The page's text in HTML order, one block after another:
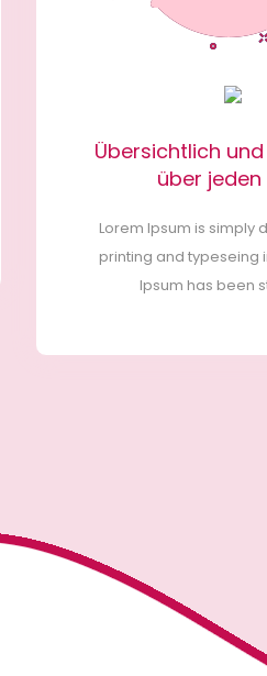
Übersichtlich
über jeden
Lorem Ipsum is simply
printing and typeseing
Ipsum has been